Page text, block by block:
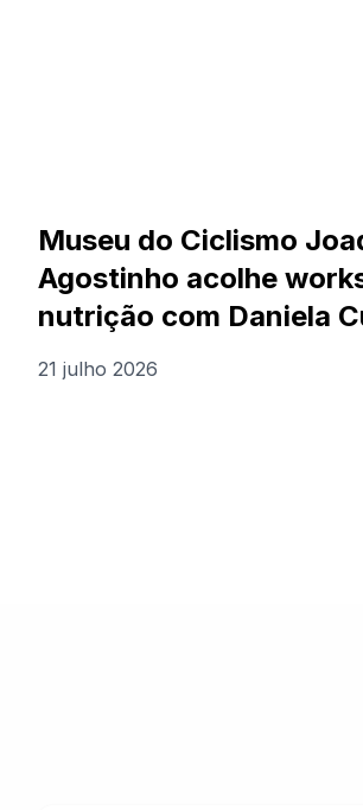
Museu do Ciclismo
Agostinho acolhe
nutrição com Daniela
21 julho 2026